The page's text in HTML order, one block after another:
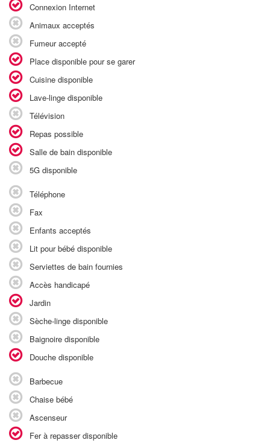
Connexion Internet
Animaux acceptés
Fumeur accepté
Place disponible pour se garer
Cuisine disponible
Lave-linge disponible
Télévision
Repas possible
Salle de bain disponible
5G disponible
Téléphone
Fax
Enfants acceptés
Lit pour bébé disponible
Serviettes de bain fournies
Accès handicapé
Jardin
Sèche-linge disponible
Baignoire disponible
Douche disponible
Barbecue
Chaise bébé
Ascenseur
Fer à repasser disponible